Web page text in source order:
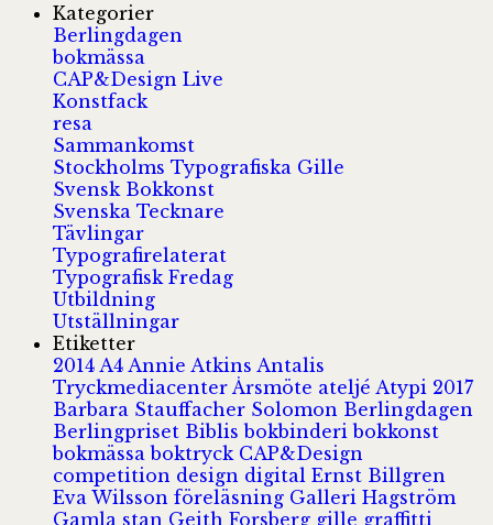
Kategorier
Berlingdagen
bokmässa
CAP&Design Live
Konstfack
resa
Sammankomst
Stockholms Typografiska Gille
Svensk Bokkonst
Svenska Tecknare
Tävlingar
Typografirelaterat
Typografisk Fredag
Utbildning
Utställningar
Etiketter
2014 A4 Annie Atkins Antalis
Tryckmediacenter Årsmöte ateljé Atypi 2017
Barbara Stauffacher Solomon Berlingdagen
Berlingpriset Biblisbokbinderibokkonst
bokmässaboktryck CAP&Design
competition design digital Ernst Billgren
Eva Wilsson föreläsning Galleri Hagström
Gamla stan Geith Forsberg gille graffitti